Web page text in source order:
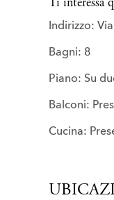
Ti interessa
Indirizzo:
Bagni: 8
Piano: Su
Balconi:
Cucina: